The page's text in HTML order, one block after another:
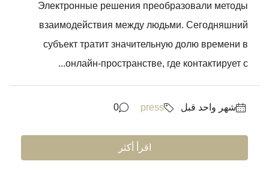
Электронные решения преобразовали методы
взаимодействия между людьми. Сегодняшний
субъект тратит значительную долю времени в
онлайн-пространстве, где контактирует с...
‏شهر واحد قبل press
0
اقرأ أكثر